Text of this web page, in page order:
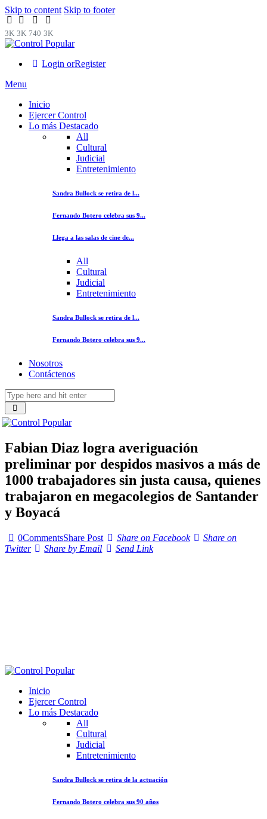
Skip to content Skip to footer
3K 3K 740 3K
Login orRegister
Menu
Inicio
Ejercer Control
Lo más Destacado
All
Cultural
Judicial
Entretenimiento
Sandra Bullock se retira de l...
Fernando Botero celebra sus 9...
Llega a las salas de cine de...
All
Cultural
Judicial
Entretenimiento
Sandra Bullock se retira de l...
Fernando Botero celebra sus 9...
Nosotros
Contáctenos
Fabian Diaz logra averiguación
preliminar por despidos masivos a más de
1000 trabajadores sin justa causa, quienes
trabajaron en megacolegios de Santander
y Boyacá
0CommentsShare Post Share on Facebook
Share on
Twitter
Share by Email Send Link
Inicio
Ejercer Control
Lo más Destacado
All
Cultural
Judicial
Entretenimiento
Sandra Bullock se retira de la actuación
Fernando Botero celebra sus 90 años